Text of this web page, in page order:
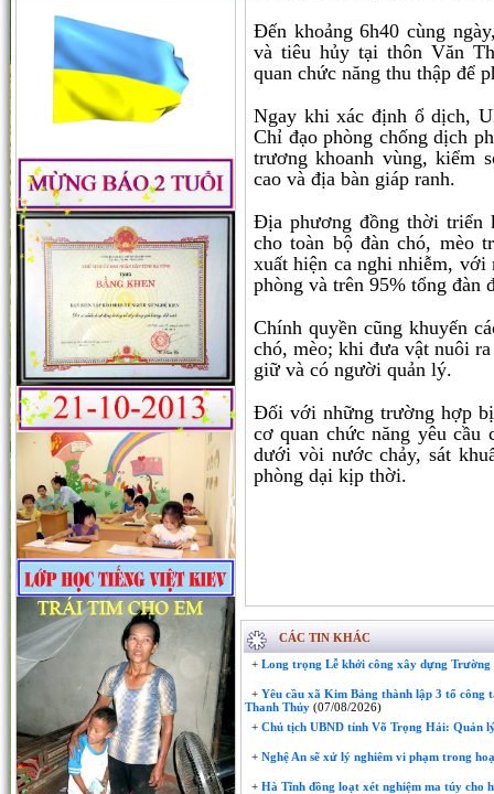
Đến khoảng 6h40 cùng
và tiêu hủy tại thôn Văn
quan chức năng thu thập để
Ngay khi xác định ổ dịch,
Chỉ đạo phòng chống dịch
trương khoanh vùng, kiểm
cao và địa bàn giáp ranh.
Địa phương đồng thời triển
cho toàn bộ đàn chó, mèo
xuất hiện ca nghi nhiễm, với
phòng và trên 95% tổng đàn
Chính quyền cũng khuyến
chó, mèo; khi đưa vật nuôi
giữ và có người quản lý.
Đối với những trường hợp
cơ quan chức năng yêu cầu
dưới vòi nước chảy, sát
phòng dại kịp thời.
CÁC TIN KHÁC
+ Long trọng Lễ khởi công xây dựng
+ Yêu cầu xã Kim Bảng thành lập 3 tổ công
Thanh Thủy (07/08/2026)
+ Chủ tịch UBND tỉnh Võ Trọng Hải: Quản
+ Nghệ An sẽ xử lý nghiêm vi phạm trong
+ Hà Tĩnh đồng loạt xét nghiệm ma túy cho